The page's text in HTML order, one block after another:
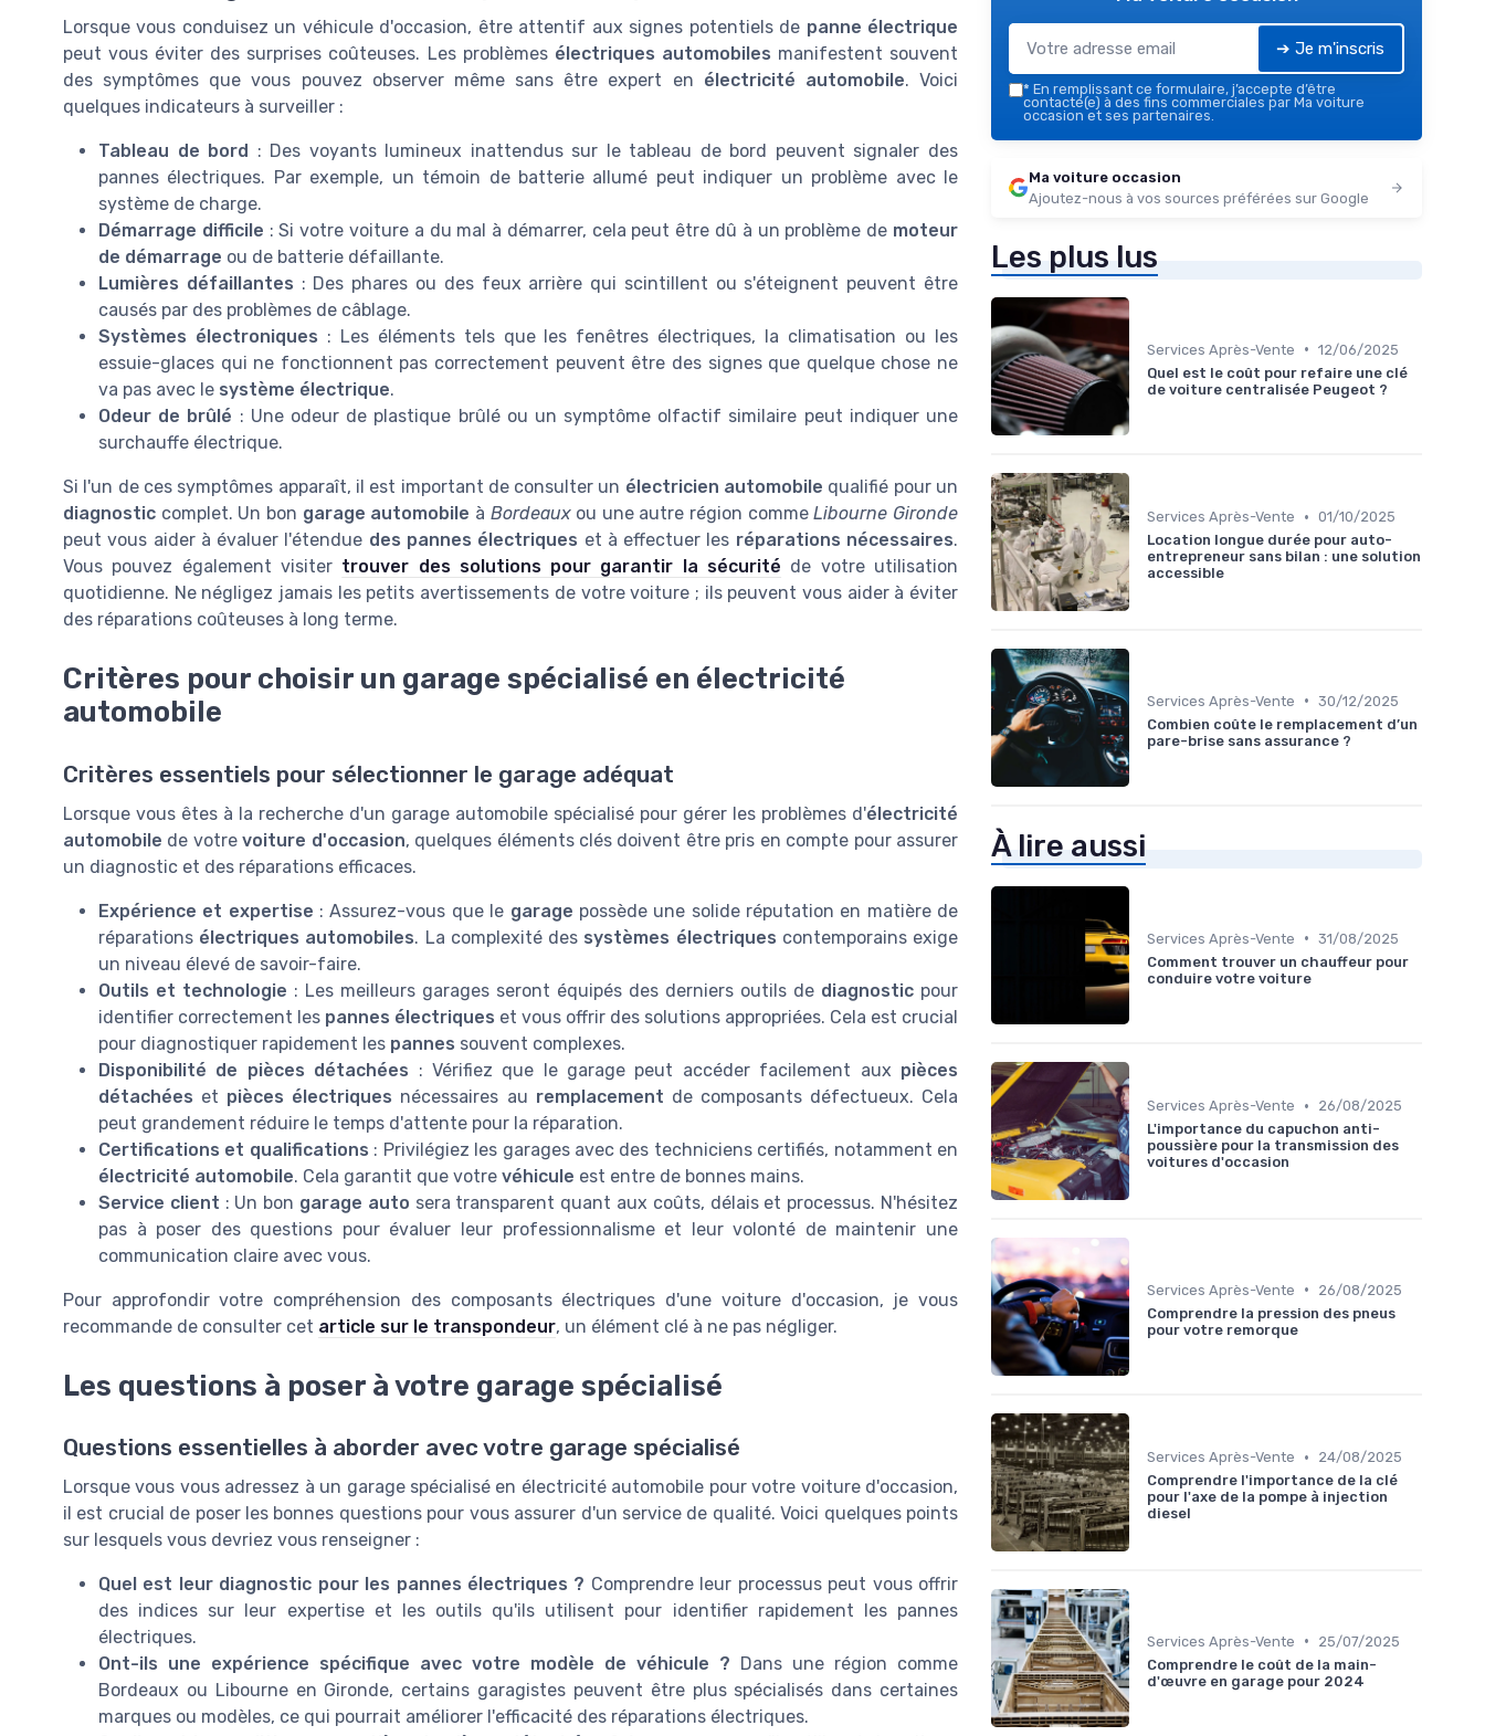
Lorsque vous conduisez un véhicule d'occasion, être attentif aux signes potentiels de panne électrique
peut vous éviter des surprises coûteuses. Les problèmes électriques automobiles manifestent souvent
des symptômes que vous pouvez observer même sans être expert en électricité automobile. Voici
quelques indicateurs à surveiller :
Tableau de bord
: Des voyants lumineux inattendus sur le tableau de bord peuvent signaler des
pannes électriques. Par exemple, un témoin de batterie allumé peut indiquer un problème avec le
système de charge.
Démarrage difficile : Si votre voiture a du mal à démarrer, cela peut être dû à un problème de moteur
de démarrage ou de batterie défaillante.
Lumières défaillantes : Des phares ou des feux arrière qui scintillent ou s'éteignent peuvent être
causés par des problèmes de câblage.
Systèmes électroniques : Les éléments tels que les fenêtres électriques, la climatisation ou les
essuie-glaces qui ne fonctionnent pas correctement peuvent être des signes que quelque chose ne
va pas avec le système électrique.
Odeur de brûlé : Une odeur de plastique brûlé ou un symptôme olfactif similaire peut indiquer une
surchauffe électrique.
Si l'un de ces symptômes apparaît, il est important de consulter un électricien automobile qualifié pour un
diagnostic complet. Un bon garage automobile à Bordeauxou une autre région commeLibourne Gironde
peut vous aider à évaluer l'étendue des pannes électriques et à effectuer les réparations nécessaires.
Vous pouvez également visiter trouver des solutions pour garantir la sécurité de votre utilisation
quotidienne. Ne négligez jamais les petits avertissements de votre voiture ; ils peuvent vous aider à éviter
des réparations coûteuses à long terme.
Critères pour choisir un garage spécialisé en électricité
automobile
Critères essentiels pour sélectionner le garage adéquat
Lorsque vous êtes à la recherche d'un garage automobile spécialisé pour gérer les problèmes d'électricité
automobile de votrevoiture d'occasion, quelques éléments clés doivent être pris en compte pour assurer
un diagnostic et des réparations efficaces.
Expérience et expertise : Assurez-vous que le garage possède une solide réputation en matière de
réparations électriques automobiles. La complexité des systèmes électriques contemporains exige
un niveau élevé de savoir-faire.
Outils et technologie : Les meilleurs garages seront équipés des derniers outils de diagnostic pour
identifier correctement les pannes électriques et vous offrir des solutions appropriées. Cela est crucial
pour diagnostiquer rapidement les pannes souvent complexes.
Disponibilité de pièces détachées : Vérifiez que le garage peut accéder facilement aux pièces
détachées et pièces électriques nécessaires au remplacement de composants défectueux. Cela
peut grandement réduire le temps d'attente pour la réparation.
Certifications et qualifications : Privilégiez les garages avec des techniciens certifiés, notamment en
électricité automobile. Cela garantit que votre véhicule est entre de bonnes mains.
Service client : Un bon garage auto sera transparent quant aux coûts, délais et processus. N'hésitez
pas à poser des questions pour évaluer leur professionnalisme et leur volonté de maintenir une
communication claire avec vous.
Pour approfondir votre compréhension des composants électriques d'une voiture d'occasion, je vous
recommande de consulter cet article sur le transpondeur, un élément clé à ne pas négliger.
Les questions à poser à votre garage spécialisé
Questions essentielles à aborder avec votre garage spécialisé
Lorsque vous vous adressez à un garage spécialisé en électricité automobile pour votre voiture d'occasion,
il est crucial de poser les bonnes questions pour vous assurer d'un service de qualité. Voici quelques points
sur lesquels vous devriez vous renseigner :
Quel est leur diagnostic pour les pannes électriques ? Comprendre leur processus peut vous offrir
des indices sur leur expertise et les outils qu'ils utilisent pour identifier rapidement les pannes
électriques.
Ont-ils une expérience spécifique avec votre modèle de véhicule ? Dans une région comme
Bordeaux ou Libourne en Gironde, certains garagistes peuvent être plus spécialisés dans certaines
marques ou modèles, ce qui pourrait améliorer l'efficacité des réparations électriques.
➔ Je m'inscris
* En remplissant ce formulaire, j’accepte d’être
contacté(e) à des fins commerciales par Ma voiture
occasion et ses partenaires.
Ma voiture occasion
Ajoutez-nous à vos sources préférées sur Google
Les plus lus
Services Après-Vente • 12/06/2025
Quel est le coût pour refaire une clé
de voiture centralisée Peugeot ?
Services Après-Vente • 01/10/2025
Location longue durée pour auto-
entrepreneur sans bilan : une solution
accessible
Services Après-Vente • 30/12/2025
Combien coûte le remplacement d’un
pare-brise sans assurance ?
À lire aussi
Services Après-Vente • 31/08/2025
Comment trouver un chauffeur pour
conduire votre voiture
Services Après-Vente •
26/08/2025
L'importance du capuchon anti-
poussière pour la transmission des
voitures d'occasion
Services Après-Vente •
26/08/2025
Comprendre la pression des pneus
pour votre remorque
Services Après-Vente •
24/08/2025
Comprendre l'importance de la clé
pour l'axe de la pompe à injection
diesel
Services Après-Vente •
25/07/2025
Comprendre le coût de la main-
d'œuvre en garage pour 2024